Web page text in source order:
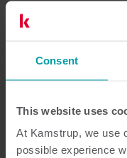
Consent
This website uses
At Kamstrup, we use
possible experience
ellipsin, mutta
kirkkaanpunainen
tulevaisuuteen